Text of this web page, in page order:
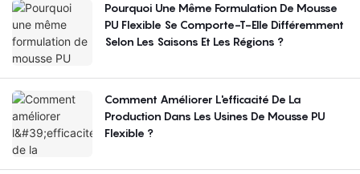
Pourquoi Une Même Formulation De Mousse
PU Flexible Se Comporte-T-Elle Différemment
Selon Les Saisons Et Les Régions ?
Comment Améliorer L'efficacité De La
Production Dans Les Usines De Mousse PU
Flexible ?